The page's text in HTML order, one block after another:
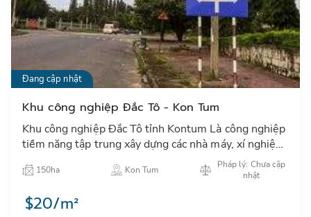
Đang cập nhật
Khu công nghiệp Đắc Tô - Kon Tum
Khu công nghiệp Đắc Tô tỉnh Kontum Là công nghiệp
tiềm năng tập trung xây dựng các nhà máy, xí nghiệp
công nghiệp có quy mô vừa và nhỏ, ít gây ô nhiễm
môi trườn…
150ha Kon Tum
Pháp lý: Chưa cập
nhật
$20/m²